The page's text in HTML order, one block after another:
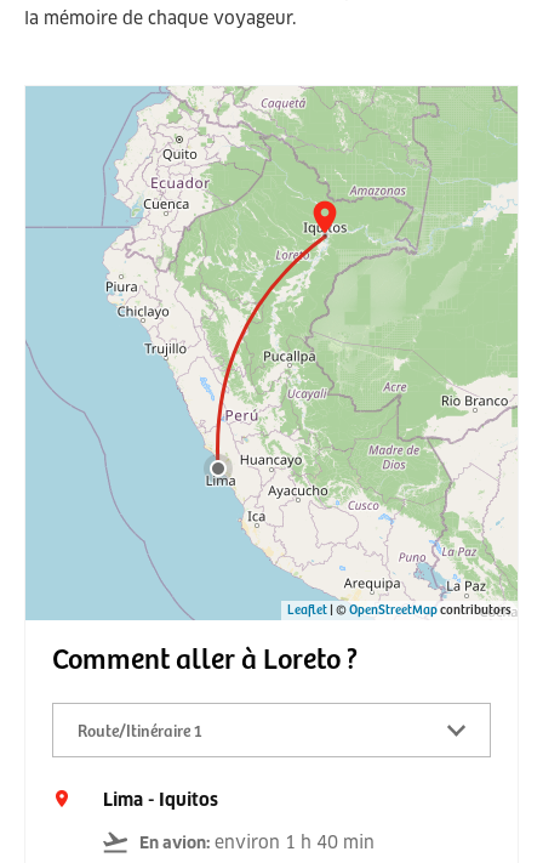
la mémoire de chaque voyageur.
Leaflet | ©OpenStreetMapcontributors
Comment aller à Loreto ?
Route/Itinéraire 1
Lima - Iquitos
En avion: environ 1 h 40 min